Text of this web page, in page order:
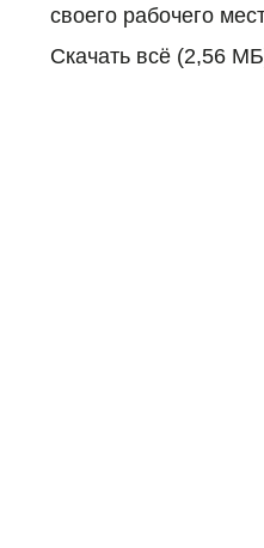
своего рабочего
Скачать всё (2,56